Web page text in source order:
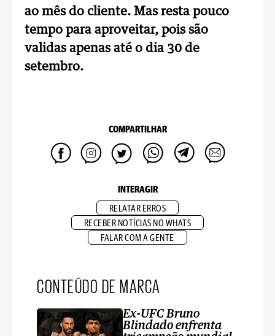
ao mês do cliente. Mas resta pouco
tempo para aproveitar, pois são
validas apenas até o dia 30 de
setembro.
COMPARTILHAR
INTERAGIR
RELATAR ERROS
RECEBER NOTÍCIAS NO WHATS
FALAR COM A GENTE
CONTEÚDO DE MARCA
Ex-UFC Bruno
Blindado enfrenta